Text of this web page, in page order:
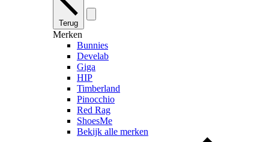
Terug
Merken
Bunnies
Develab
Giga
HIP
Timberland
Pinocchio
Red Rag
ShoesMe
Bekijk alle merken